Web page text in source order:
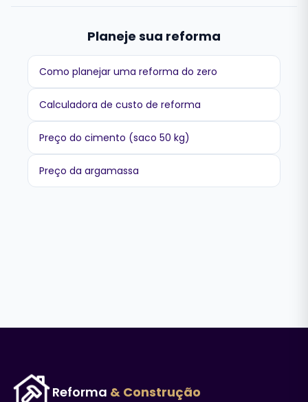
Planeje sua reforma
Como planejar uma reforma do zero
Calculadora de custo de reforma
Preço do cimento (saco 50 kg)
Preço da argamassa
Reforma & Construção